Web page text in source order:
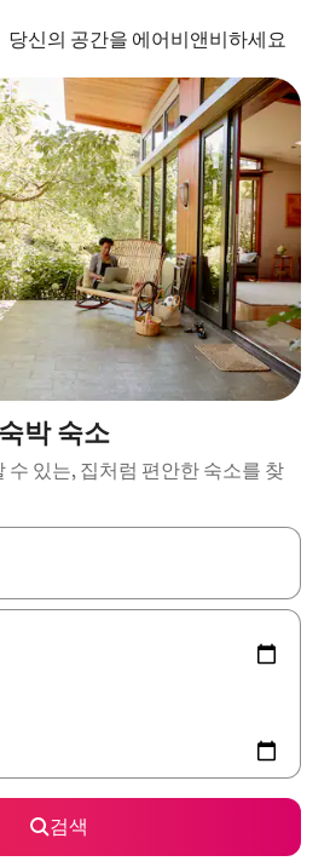
당신의 공간을 에어비앤비하세요
박 숙소
수 있는, 집처럼 편안한 숙소를 찾
화살표 키를 사용하거나 터치 또는 스와이
검색